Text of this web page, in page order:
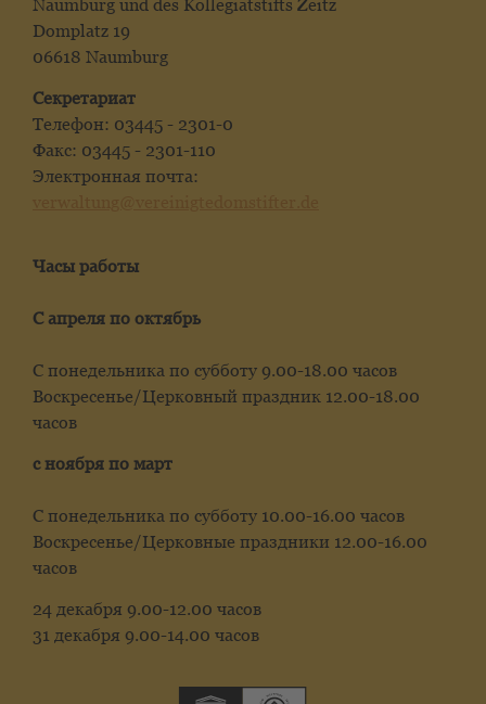
Naumburg und des Kollegiatstifts Zeitz
Domplatz 19
06618 Naumburg
Секретариат
Телефон: 03445 - 2301-0
Факс: 03445 - 2301-110
Электронная почта:
Часы работы
С апреля по октябрь
С понедельника по субботу 9.00-18.00 часов
Воскресенье/Церковный праздник 12.00-18.00
часов
с ноября по март
С понедельника по субботу 10.00-16.00 часов
Воскресенье/Церковные праздники 12.00-16.00
часов
24 декабря 9.00-12.00 часов
31 декабря 9.00-14.00 часов